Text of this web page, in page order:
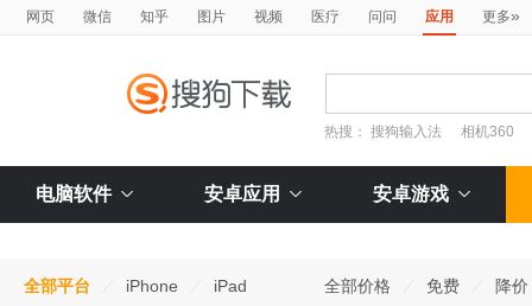
网页 微信 知乎 图片 视频 医疗 问问 应用 更多»
热搜：搜狗输入法 相机360
电脑软件 安卓应用 安卓游戏
全部平台 iPhone iPad 全部价格 免费 降价